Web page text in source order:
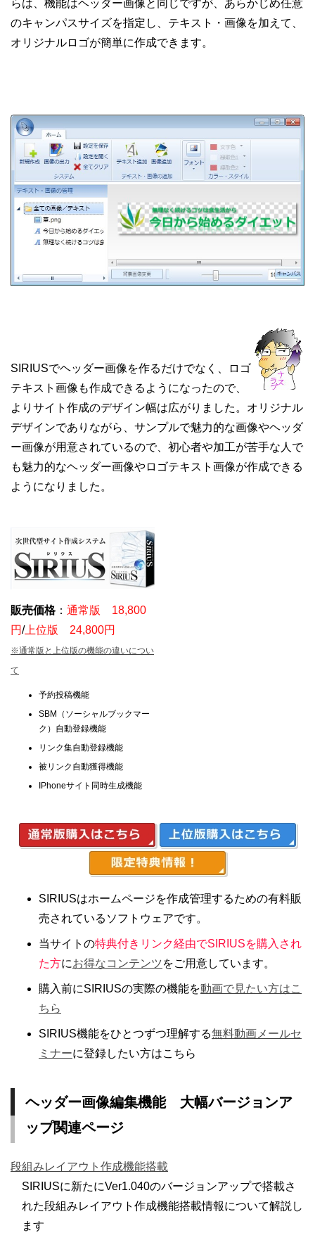
らは、機能はヘッダー画像と同じですが、あらかじめ任意
のキャンパスサイズを指定し、テキスト・画像を加えて、
オリジナルロゴが簡単に作成できます。
SIRIUSでヘッダー画像を作るだけでなく、ロゴ
テキスト画像も作成できるようになったので、
よりサイト作成のデザイン幅は広がりました。オリジナル
デザインでありながら、サンプルで魅力的な画像やヘッダ
ー画像が用意されているので、初心者や加工が苦手な人で
も魅力的なヘッダー画像やロゴテキスト画像が作成できる
ようになりました。
販売価格： 通常版 18,800
円/上位版 24,800円
※通常版と上位版の機能の違いについ
て
予約投稿機能
SBM（ソーシャルブックマー
ク）自動登録機能
リンク集自動登録機能
被リンク自動獲得機能
IPhoneサイト同時生成機能
SIRIUSはホームページを作成管理するための有料販
売されているソフトウェアです。
当サイトの特典付きリンク経由でSIRIUSを購入され
た方にお得なコンテンツをご用意しています。
購入前にSIRIUSの実際の機能を動画で見たい方はこ
ちら
SIRIUS機能をひとつずつ理解する無料動画メールセ
ミナーに登録したい方はこちら
ヘッダー画像編集機能 大幅バージョンア
ップ関連ページ
段組みレイアウト作成機能搭載
SIRIUSに新たにVer1.040のバージョンアップで搭載さ
れた段組みレイアウト作成機能搭載情報について解説し
ます